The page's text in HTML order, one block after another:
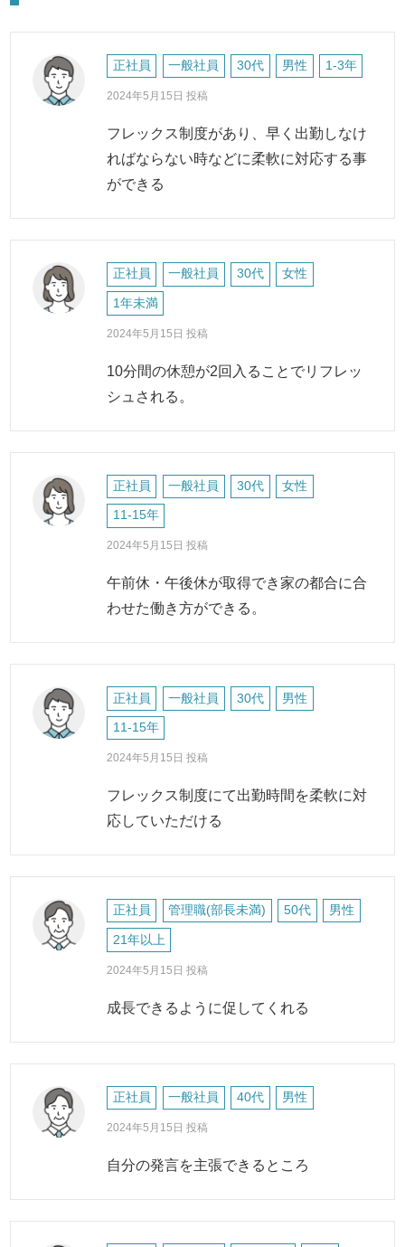
正社員 一般社員 30代 男性 1-3年
2024年5月15日 投稿
フレックス制度があり、早く出勤しなけ
ればならない時などに柔軟に対応する事
ができる
正社員 一般社員 30代 女性
1年未満
2024年5月15日 投稿
10分間の休憩が2回入ることでリフレッ
シュされる。
正社員 一般社員 30代 女性
11-15年
2024年5月15日 投稿
午前休・午後休が取得でき家の都合に合
わせた働き方ができる。
正社員 一般社員 30代 男性
11-15年
2024年5月15日 投稿
フレックス制度にて出勤時間を柔軟に対
応していただける
正社員 管理職(部長未満) 50代 男性
21年以上
2024年5月15日 投稿
成長できるように促してくれる
正社員 一般社員 40代 男性
2024年5月15日 投稿
自分の発言を主張できるところ